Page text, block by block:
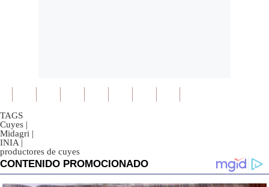
TAGS
Cuyes |
Midagri |
INIA |
productores de cuyes